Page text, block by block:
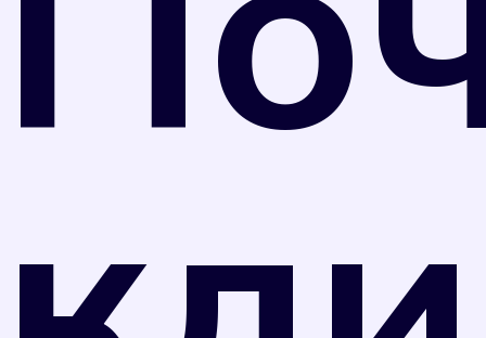
РФ от 31 июля 2020 г. N 2510 средства
измерений, не предназначенные для
применения в сфере государственного
регулирования обеспечения единства
тариф потребления коммунального ресурса в
случае, если прибор учета не был поверен в
установленные сроки в соответствии с